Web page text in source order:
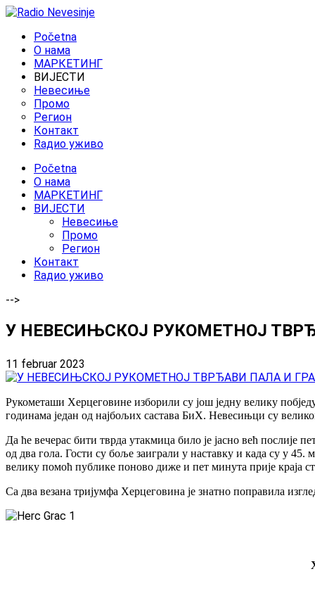
Početna
O нама
МАРКЕТИНГ
ВИЈЕСТИ
Невесиње
Промо
Регион
Контакт
Rадио уживо
Početna
O нама
МАРКЕТИНГ
ВИЈЕСТИ
Невесиње
Промо
Регион
Контакт
Rадио уживо
-->
У НЕВЕСИЊСКОЈ РУКОМЕТНОЈ
11 februar 2023
Рукометаши Херцеговине изборили су још једну велику
годинама један од најбољих састава БиХ. Невесињци су
Да ће вечерас бити тврда утакмица било је јасно већ послије
од два гола. Гости су боље заиграли у наставку и када су у
велику помоћ публике поново диже и пет минута прије краја
Са два везана тријумфа Херцеговина је знатно поправила